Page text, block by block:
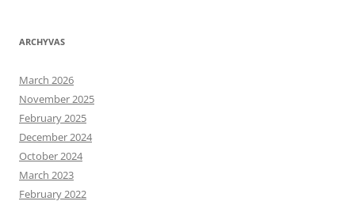
ARCHYVAS
March 2026
November 2025
February 2025
December 2024
October 2024
March 2023
February 2022